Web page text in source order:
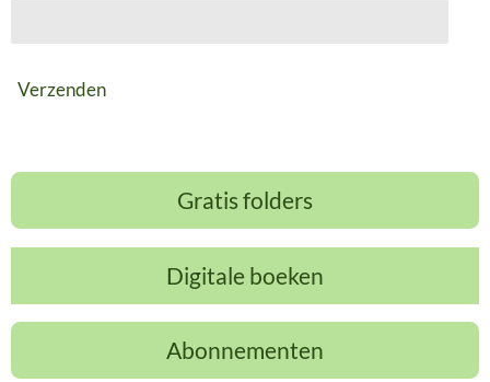
Verzenden
Gratis folders
Digitale boeken
Abonnementen